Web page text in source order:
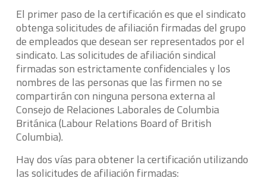
El primer paso de la certificación es que el sindicato
obtenga solicitudes de afiliación firmadas del grupo
de empleados que desean ser representados por el
sindicato. Las solicitudes de afiliación sindical
firmadas son estrictamente confidenciales y los
nombres de las personas que las firmen no se
compartirán con ninguna persona externa al
Consejo de Relaciones Laborales de Columbia
Británica (Labour Relations Board of British
Columbia).
Hay dos vías para obtener la certificación utilizando
las solicitudes de afiliación firmadas: